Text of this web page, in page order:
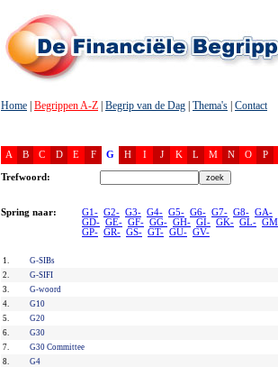
Home Begrippen A-Z Begrip van de Dag Thema's Contact
A B C D E F G H I J K L M N O P
Trefwoord:
Spring naar: G1- G2- G3- G4- G5- G6- G7- G8- GA-
GD- GE- GF- GG- GH- GI- GK- GL-
GP- GR- GS- GT- GU- GV-
1.
G-SIBs
2.
G-SIFI
3.
G-woord
4.
G10
5.
G20
6.
G30
7.
G30 Committee
8.
G4